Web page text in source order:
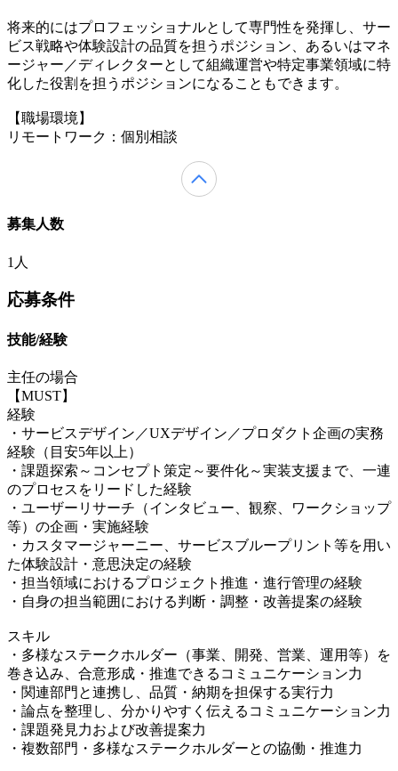
将来的にはプロフェッショナルとして専門性を発揮し、サー
ビス戦略や体験設計の品質を担うポジション、あるいはマネ
ージャー／ディレクターとして組織運営や特定事業領域に特
化した役割を担うポジションになることもできます。
【職場環境】
リモートワーク：個別相談
募集人数
1人
応募条件
技能/経験
主任の場合
【MUST】
経験
・サービスデザイン／UXデザイン／プロダクト企画の実務
経験（目安5年以上）
・課題探索～コンセプト策定～要件化～実装支援まで、一連
のプロセスをリードした経験
・ユーザーリサーチ（インタビュー、観察、ワークショップ
等）の企画・実施経験
・カスタマージャーニー、サービスブループリント等を用い
た体験設計・意思決定の経験
・担当領域におけるプロジェクト推進・進行管理の経験
・自身の担当範囲における判断・調整・改善提案の経験
スキル
・多様なステークホルダー（事業、開発、営業、運用等）を
巻き込み、合意形成・推進できるコミュニケーション力
・関連部門と連携し、品質・納期を担保する実行力
・論点を整理し、分かりやすく伝えるコミュニケーション力
・課題発見力および改善提案力
・複数部門・多様なステークホルダーとの協働・推進力